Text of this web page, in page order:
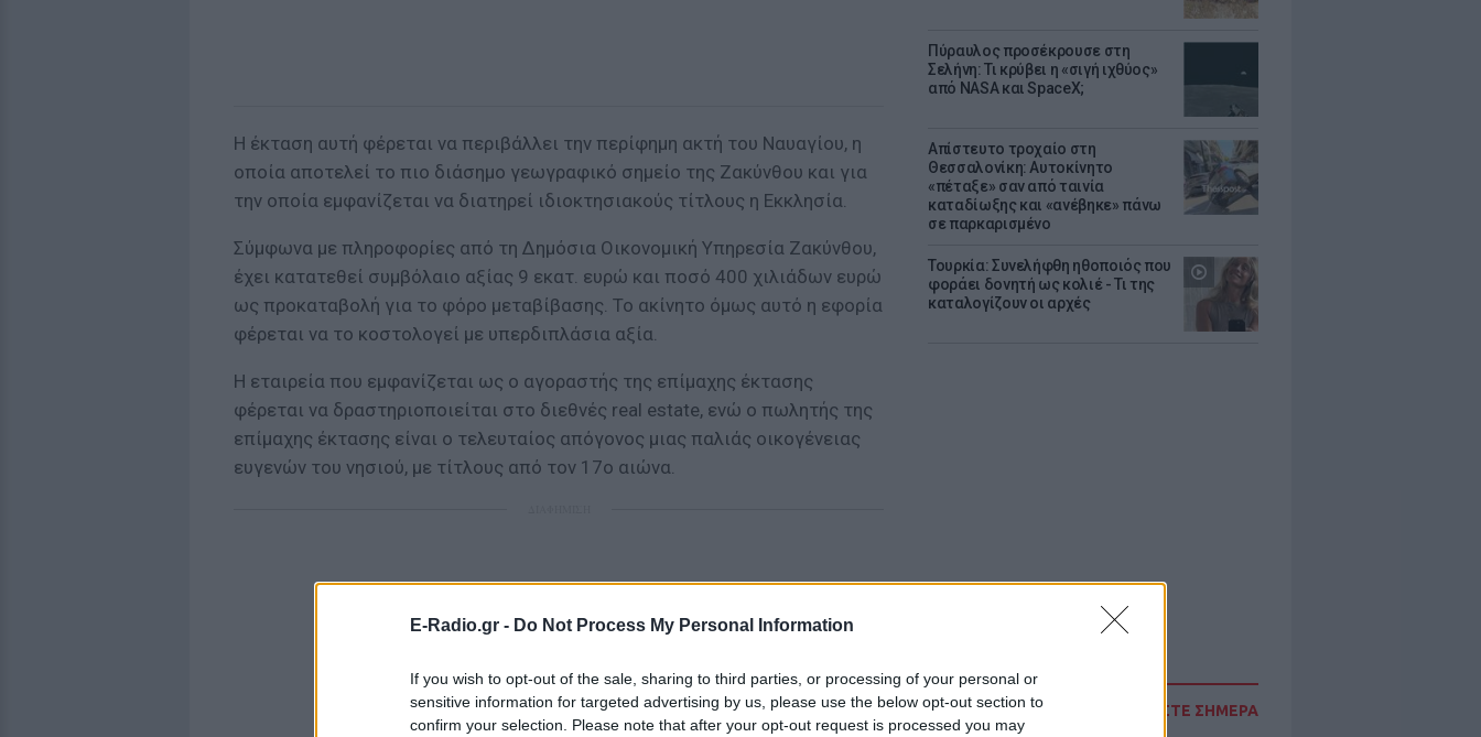
E-Radio.gr - Do Not Process My Personal Information
If you wish to opt-out of the sale, sharing to third parties, or processing of your personal or
sensitive information for targeted advertising by us, please use the below opt-out section to
confirm your selection. Please note that after your opt-out request is processed you may
Πύραυλος προσέκρουσε στη
Σελήνη: Τι κρύβει η «σιγή ιχθύος»
από NASA και SpaceX;
Απίστευτο τροχαίο στη
Θεσσαλονίκη: Αυτοκίνητο
«πέταξε» σαν από ταινία
καταδίωξης και «ανέβηκε» πάνω
σε παρκαρισμένο
Τουρκία: Συνελήφθη ηθοποιός που
φοράει δoνητή ως κολιέ - Τι της
καταλογίζουν οι αρχές
ΔΙΑΒΑΣΤΕ ΣΗΜΕΡΑ
Η έκταση αυτή φέρεται να περιβάλλει την περίφημη ακτή του Ναυαγίου, η
οποία αποτελεί το πιο διάσημο γεωγραφικό σημείο της Ζακύνθου και για
την οποία εμφανίζεται να διατηρεί ιδιοκτησιακούς τίτλους η Εκκλησία.
Σύμφωνα με πληροφορίες από τη Δημόσια Οικονομική Υπηρεσία Ζακύνθου,
έχει κατατεθεί συμβόλαιο αξίας 9 εκατ. ευρώ και ποσό 400 χιλιάδων ευρώ
ως προκαταβολή για το φόρο μεταβίβασης. Το ακίνητο όμως αυτό η εφορία
φέρεται να το κοστολογεί με υπερδιπλάσια αξία.
Η εταιρεία που εμφανίζεται ως ο αγοραστής της επίμαχης έκτασης
φέρεται να δραστηριοποιείται στο διεθνές real estate, ενώ ο πωλητής της
επίμαχης έκτασης είναι ο τελευταίος απόγονος μιας παλιάς οικογένειας
ευγενών του νησιού, με τίτλους από τον 17ο αιώνα.